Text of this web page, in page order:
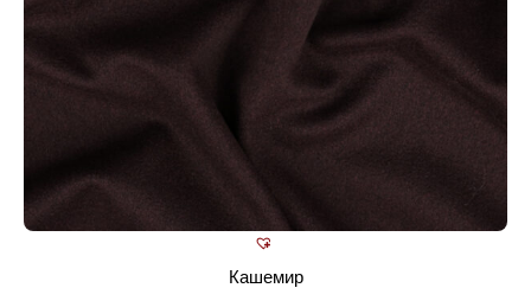
Кашемир